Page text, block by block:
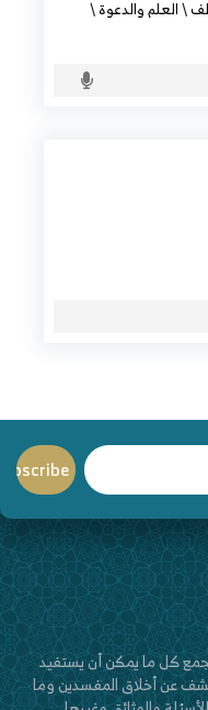
\العلم والدعوة\
كل ما يمكن أن يستفيد
عن أخلاق المفسدين وما